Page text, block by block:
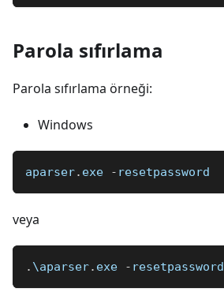
Parola sıfırlama
Parola sıfırlama örneği:
Windows
aparser. exe - resetpassword
veya
. \aparser. exe - resetpassword